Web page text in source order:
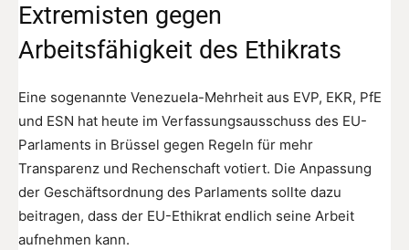
Extremisten gegen
Arbeitsfähigkeit des Ethikrats
Eine sogenannte Venezuela-Mehrheit aus EVP, EKR, PfE
und ESN hat heute im Verfassungsausschuss des EU-
Parlaments in Brüssel gegen Regeln für mehr
Transparenz und Rechenschaft votiert. Die Anpassung
der Geschäftsordnung des Parlaments sollte dazu
beitragen, dass der EU-Ethikrat endlich seine Arbeit
aufnehmen kann.